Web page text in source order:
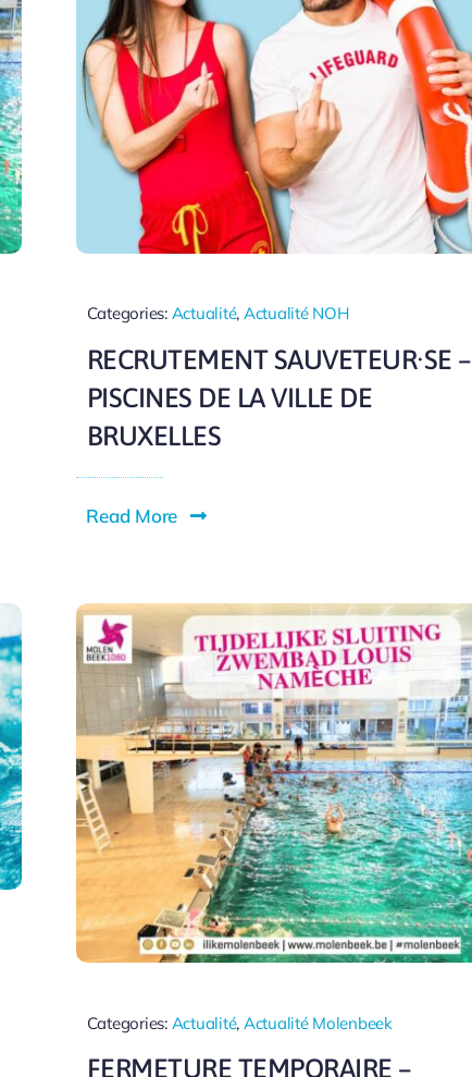
Categories: Actualité, Actualité NOH
RECRUTEMENT SAUVETEUR·SE –
PISCINES DE LA VILLE DE
BRUXELLES
Read More
Categories: Actualité, Actualité Molenbeek
FERMETURE TEMPORAIRE –